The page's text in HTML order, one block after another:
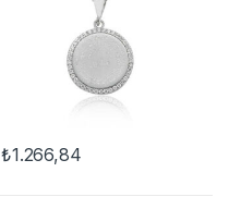
₺1.266,84